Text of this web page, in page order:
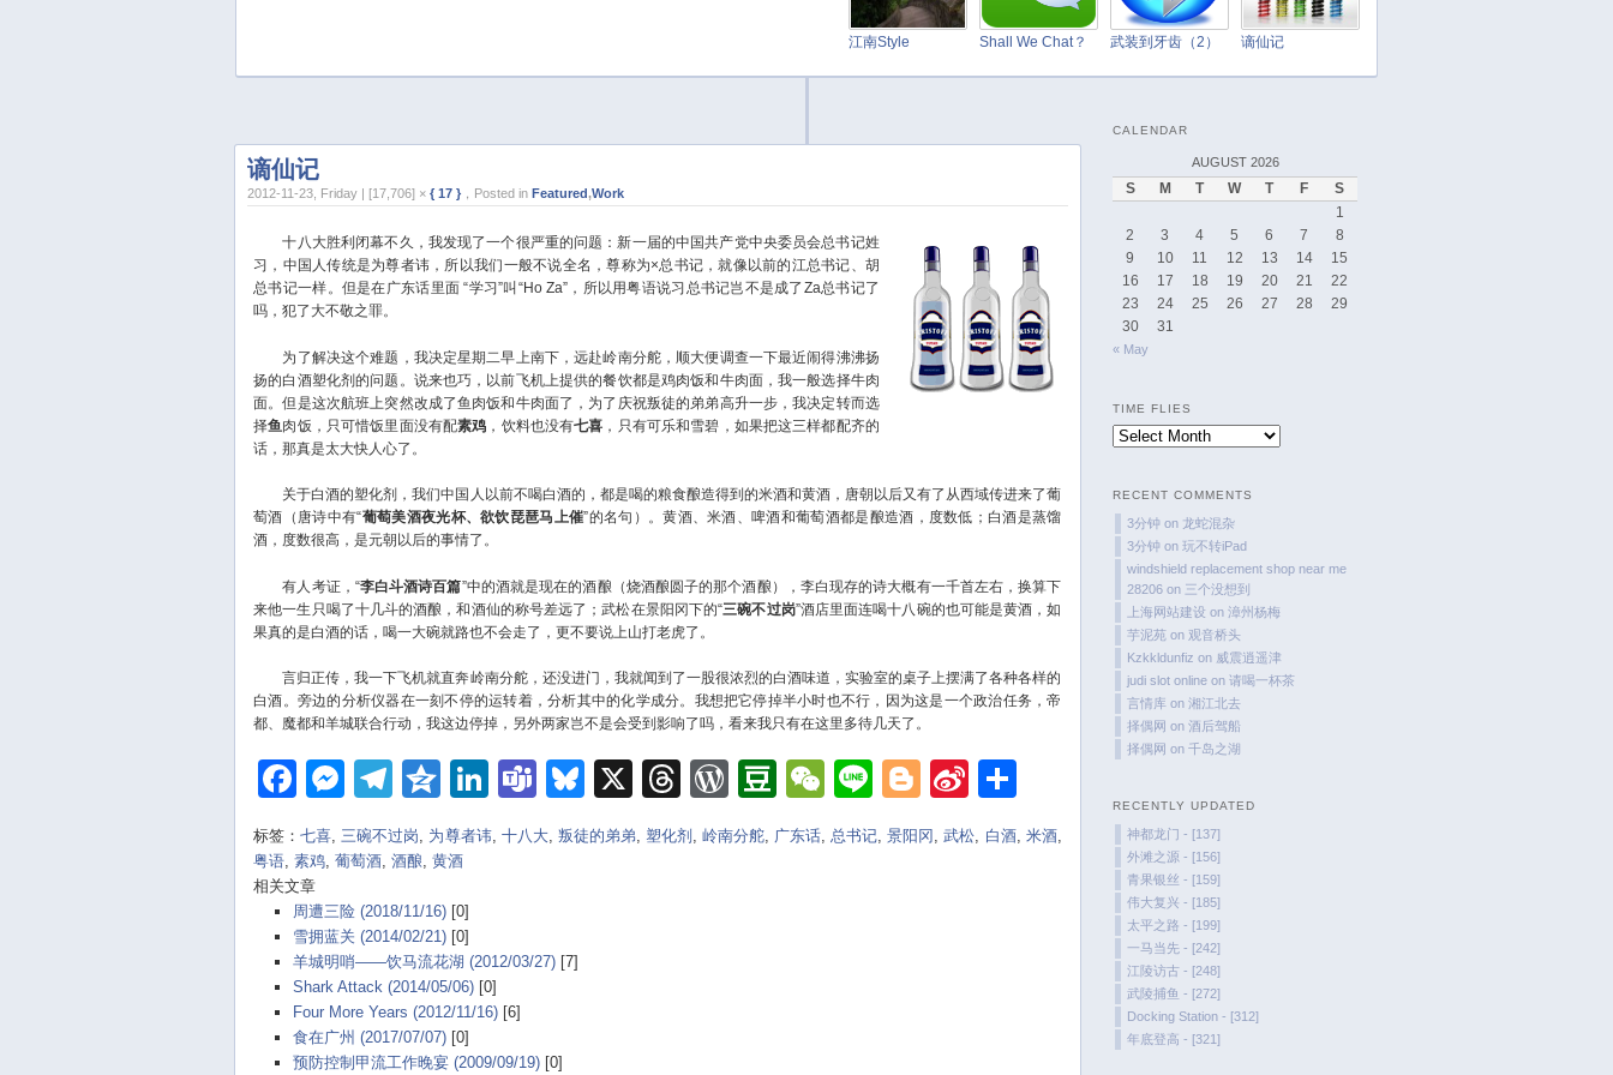
江南Style Shall We Chat？ 武装到牙齿（2） 谪仙记
谪仙记
2012-11-23, Friday | [17,706] × { 17 } ，Posted in Featured,Work
十八大胜利闭幕不久，我发现了一个很严重的问题：新一届的中国共产党中央委员会总书记姓
习，中国人传统是为尊者讳，所以我们一般不说全名，尊称为×总书记，就像以前的江总书记、胡
总书记一样。但是在广东话里面 “学习”叫“Ho Za”，所以用粤语说习总书记岂不是成了Za总书记了
吗，犯了大不敬之罪。
为了解决这个难题，我决定星期二早上南下，远赴岭南分舵，顺大便调查一下最近闹得沸沸扬
扬的白酒塑化剂的问题。说来也巧，以前飞机上提供的餐饮都是鸡肉饭和牛肉面，我一般选择牛肉
面。但是这次航班上突然改成了鱼肉饭和牛肉面了，为了庆祝叛徒的弟弟高升一步，我决定转而选
择鱼肉饭，只可惜饭里面没有配素鸡 ，饮料也没有七喜 ，只有可乐和雪碧，如果把这三样都配齐的
话，那真是太大快人心了。
关于白酒的塑化剂，我们中国人以前不喝白酒的，都是喝的粮食酿造得到的米酒和黄酒，唐朝以后又有了从西域传进来了葡
萄酒（唐诗中有“葡萄美酒夜光杯、欲饮琵琶马上催”的名句）。黄酒、米酒、啤酒和葡萄酒都是酿造酒，度数低；白酒是蒸馏
酒，度数很高，是元朝以后的事情了。
有人考证，“李白斗酒诗百篇”中的酒就是现在的酒酿（烧酒酿圆子的那个酒酿），李白现存的诗大概有一千首左右，换算下
来他一生只喝了十几斗的酒酿，和酒仙的称号差远了；武松在景阳冈下的“三碗不过岗”酒店里面连喝十八碗的也可能是黄酒，如
果真的是白酒的话，喝一大碗就路也不会走了，更不要说上山打老虎了。
言归正传，我一下飞机就直奔岭南分舵，还没进门，我就闻到了一股很浓烈的白酒味道，实验室的桌子上摆满了各种各样的
白酒。旁边的分析仪器在一刻不停的运转着，分析其中的化学成分。我想把它停掉半小时也不行，因为这是一个政治任务，帝
都、魔都和羊城联合行动，我这边停掉，另外两家岂不是会受到影响了吗，看来我只有在这里多待几天了。
Facebook
Messenger
Telegram
Qzone
LinkedIn
TeamsBluesky
X Threads
WordPress
Douban
WeChat
LineBlogger
Sina
Weibo
标签：七喜 三碗不过岗 为尊者讳, 十八大, 叛徒的弟弟, 塑化剂 岭南分舵 广东话 总书记 ,景阳冈 ,武松 白酒, 米酒,
粤语 ,素鸡 ,葡萄酒 ,酒酿 ,黄酒
相关文章
周遭三险 (2018/11/16)[0]
雪拥蓝关 (2014/02/21)[0]
羊城明哨——饮马流花湖 (2012/03/27)[7]
Shark Attack (2014/05/06)[0]
Four More Years (2012/11/16)[6]
食在广州 (2017/07/07)[0]
预防控制甲流工作晚宴 (2009/09/19)[0]
CALENDAR
AUGUST 2026
S M T W T F
S
1
2
3 4 5 6 7
8
9
10 11 12 13 14
15
16
17 18 19 20 21
22
23
24 25 26 27 28
29
30
31
« May
TIME FLIES
Time
RECENT COMMENTS
3分钟 on 龙蛇混杂
3分钟 on 玩不转iPad
windshield replacement shop near me
28206 on 三个没想到
上海网站建设 on 漳州杨梅
芋泥苑 on 观音桥头
Kzkkldunfiz on 威震逍遥津
judi slot online on 请喝一杯茶
言情库 on 湘江北去
择偶网 on 酒后驾船
择偶网 on 千岛之湖
RECENTLY UPDATED
神都龙门 - [137]
外滩之源 - [156]
青果银丝 - [159]
伟大复兴 - [185]
太平之路 - [199]
一马当先 - [242]
江陵访古 - [248]
武陵捕鱼 - [272]
Docking Station - [312]
年底登高 - [321]